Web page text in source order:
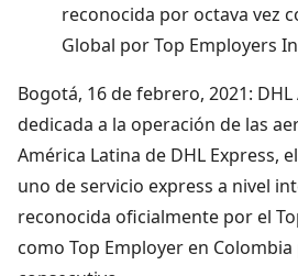
reconocida por octava vez
Global por Top Employers
Bogotá, 16 de febrero, 2021:
dedicada a la operación de las
América Latina de DHL Express,
uno de servicio express a nivel
reconocida oficialmente por el
como Top Employer en